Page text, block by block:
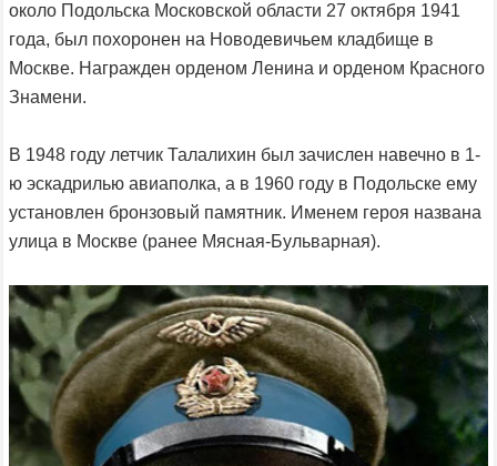
около Подольска Московской области 27 октября 1941
года, был похоронен на Новодевичьем кладбище в
Москве. Награжден орденом Ленина и орденом Красного
Знамени.
В 1948 году летчик Талалихин был зачислен навечно в 1-
ю эскадрилью авиаполка, а в 1960 году в Подольске ему
установлен бронзовый памятник. Именем героя названа
улица в Москве (ранее Мясная-Бульварная).